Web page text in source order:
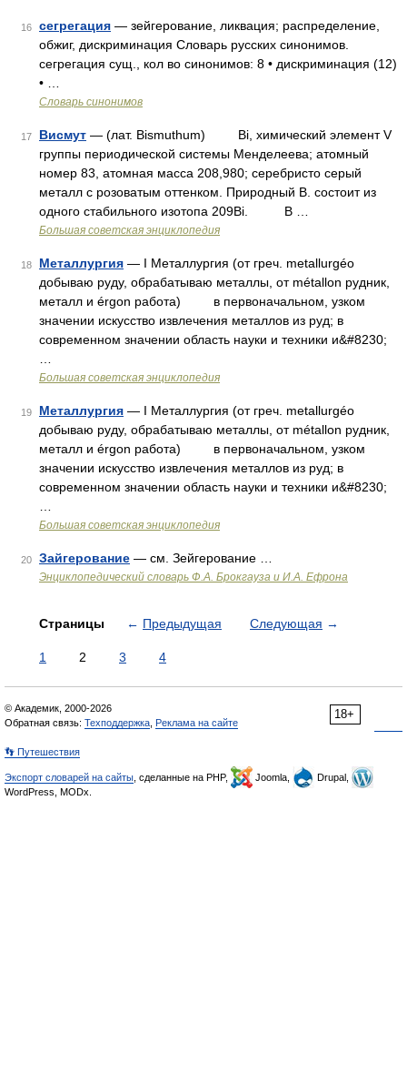
16 сегрегация — зейгерование, ликвация; распределение,
обжиг, дискриминация Словарь русских синонимов.
сегрегация сущ., кол во синонимов: 8 • дискриминация (12)
• …
Словарь синонимов
17 Висмут — (лат. Bismuthum) Bi, химический элемент V
группы периодической системы Менделеева; атомный
номер 83, атомная масса 208,980; серебристо серый
металл с розоватым оттенком. Природный В. состоит из
одного стабильного изотопа 209Bi. В …
Большая советская энциклопедия
18 Металлургия — I Металлургия (от греч. metallurgéo
добываю руду, обрабатываю металлы, от métallon рудник,
металл и érgon работа) в первоначальном, узком
значении искусство извлечения металлов из руд; в
современном значении область науки и техники и&#8230;
Большая советская энциклопедия
19 Металлургия — I Металлургия (от греч. metallurgéo
добываю руду, обрабатываю металлы, от métallon рудник,
металл и érgon работа) в первоначальном, узком
значении искусство извлечения металлов из руд; в
современном значении область науки и техники и&#8230;
Большая советская энциклопедия
20 Зайгерование — см. Зейгерование …
Энциклопедический словарь Ф.А. Брокгауза и И.А. Ефрона
Страницы ← Предыдущая Следующая →
1 2 3 4
18+
© Академик, 2000-2026
Обратная связь: Техподдержка Реклама на сайте
👣 Путешествия
Экспорт словарей на сайты , сделанные на PHP, Joomla,
Drupal,
WordPress, MODx.